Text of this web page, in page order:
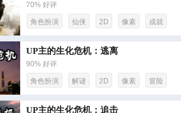
70% 好评
角色扮演 仙侠 2D 像素 成就
UP主的生化危机：逃离
90% 好评
角色扮演 解谜 2D 像素 冒险
UP主的生化危机：追击